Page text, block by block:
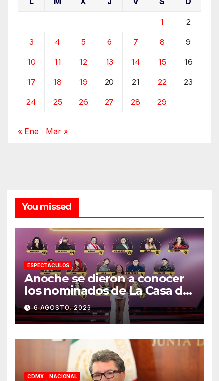
1 2
3 4 5 6 7 8 9
10 11 12 13 14 15 16
17 18 19 20 21 22 23
24 25 26 27 28 29
« Ene Mar »
You missed
ESPECTACULOS
Anoche se dieron a conocer
los nominados de La Casa de
los Famosos México 2026 en
la segunda semana
6 AGOSTO, 2026
CDMX NACIONAL